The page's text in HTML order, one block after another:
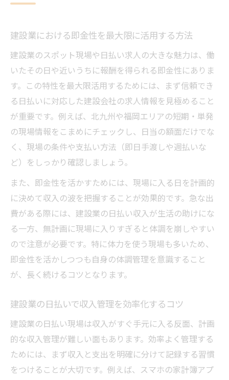
建設業における即金性を最大限に活用する方法
建設業のスポット現場や日払い求人の大きな魅力は、働
いたその日や近いうちに報酬を得られる即金性にありま
す。この特性を最大限活用するためには、まず信頼でき
る日払いに対応した建設会社の求人情報を見極めること
が重要です。例えば、北九州や福岡エリアの短期・単発
の現場情報をこまめにチェックし、日当の額面だけでな
く、現場の条件や支払い方法（即日手渡しや週払いな
ど）をしっかり確認しましょう。
また、即金性を活かすためには、現場に入る日を計画的
に決めて収入の波を把握することが効果的です。急な出
費がある際には、建設業の日払い収入が生活の助けにな
る一方、無計画に現場に入りすぎると体調を崩しやすい
ので注意が必要です。特に体力を使う現場も多いため、
即金性を活かしつつも自身の体調管理を意識すること
が、長く続けるコツとなります。
建設業の日払いで収入管理を効率化するコツ
建設業の日払い現場は収入がすぐ手元に入る反面、計画
的な収入管理が難しい面もあります。効率よく管理する
ためには、まず収入と支出を明確に分けて記録する習慣
をつけることが大切です。例えば、スマホの家計簿アプ